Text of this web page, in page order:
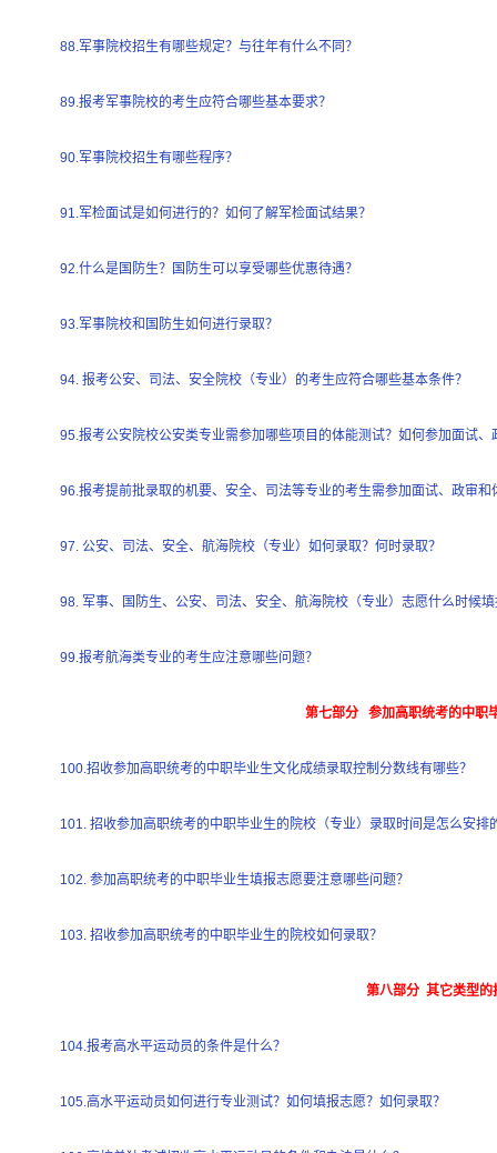
88.军事院校招生有哪些规定？与往年有什么不同？
89.报考军事院校的考生应符合哪些基本要求？
90.军事院校招生有哪些程序？
91.军检面试是如何进行的？如何了解军检面试结果？
92.什么是国防生？国防生可以享受哪些优惠待遇？
93.军事院校和国防生如何进行录取？
94. 报考公安、司法、安全院校（专业）的考生应符合哪些基本条件？
95.报考公安院校公安类专业需参加哪些项目的体能测试？如何参加面试、
96.报考提前批录取的机要、安全、司法等专业的考生需参加面试、政审
97. 公安、司法、安全、航海院校（专业）如何录取？何时录取？
98. 军事、国防生、公安、司法、安全、航海院校（专业）志愿什么时候
99.报考航海类专业的考生应注意哪些问题？
第七部分 参加高职统考的中职
100.招收参加高职统考的中职毕业生文化成绩录取控制分数线有哪些？
101. 招收参加高职统考的中职毕业生的院校（专业）录取时间是怎么安排
102. 参加高职统考的中职毕业生填报志愿要注意哪些问题？
103. 招收参加高职统考的中职毕业生的院校如何录取？
第八部分 其它类型的
104.报考高水平运动员的条件是什么？
105.高水平运动员如何进行专业测试？如何填报志愿？如何录取？